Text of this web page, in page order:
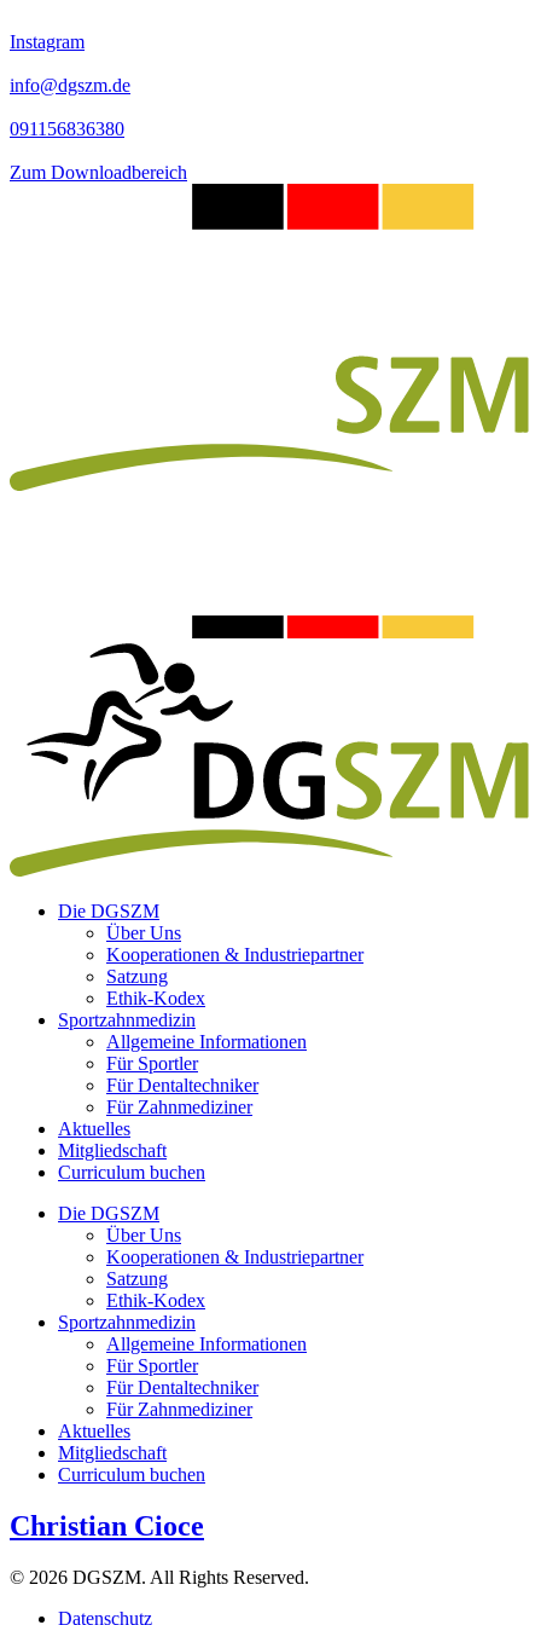
Instagram
info@dgszm.de
091156836380
Zum Downloadbereich
Die DGSZM
Über Uns
Kooperationen & Industriepartner
Satzung
Ethik-Kodex
Sportzahnmedizin
Allgemeine Informationen
Für Sportler
Für Dentaltechniker
Für Zahnmediziner
Aktuelles
Mitgliedschaft
Curriculum buchen
Die DGSZM
Über Uns
Kooperationen & Industriepartner
Satzung
Ethik-Kodex
Sportzahnmedizin
Allgemeine Informationen
Für Sportler
Für Dentaltechniker
Für Zahnmediziner
Aktuelles
Mitgliedschaft
Curriculum buchen
Christian Cioce
© 2026 DGSZM. All Rights Reserved.
Datenschutz